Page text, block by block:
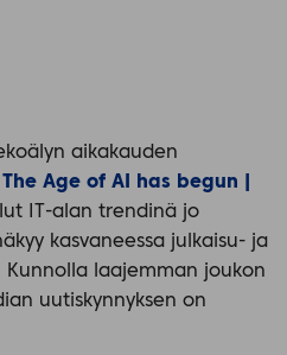
aikakauden
The Age of AI has begun |
IT-alan trendinä jo
kasvaneessa julkaisu- ja
Kunnolla laajemman joukon
uutiskynnyksen on